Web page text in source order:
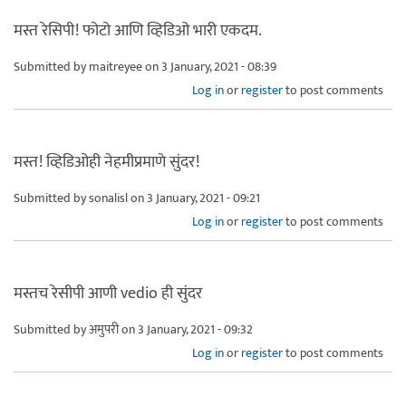
मस्त रेसिपी! फोटो आणि व्हिडिओ भारी एकदम.
Submitted bymaitreyeeon 3 January, 2021 - 08:39
Log inorregisterto post comments
मस्त! व्हिडिओही नेहमीप्रमाणे सुंदर!
Submitted bysonalislon 3 January, 2021 - 09:21
Log inorregisterto post comments
मस्तच रेसीपी आणी vedio ही सुंदर
Submitted byअमुपरीon 3 January, 2021 - 09:32
Log inorregisterto post comments